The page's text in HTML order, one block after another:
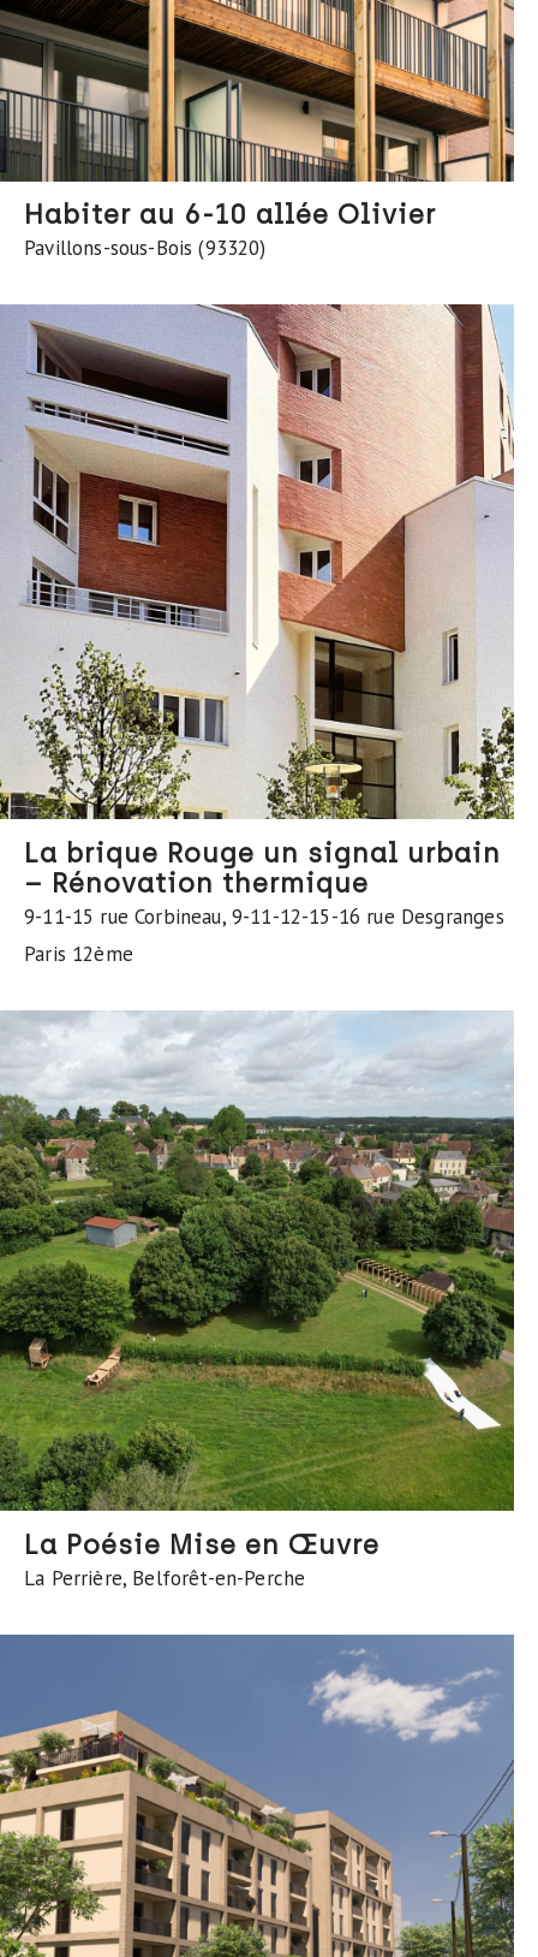
Habiter au 6-10 allée Olivier
Pavillons-sous-Bois (93320)
La brique Rouge un signal urbain
– Rénovation thermique
9-11-15 rue Corbineau, 9-11-12-15-16 rue Desgranges
Paris 12ème
La Poésie Mise en Œuvre
La Perrière, Belforêt-en-Perche